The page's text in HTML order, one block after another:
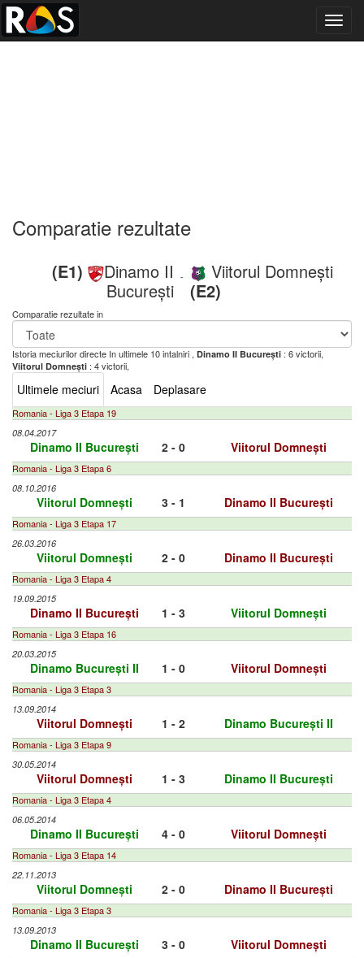
Comparatie rezultate
(E1)
Dinamo II
București
-
Viitorul Domnești
(E2)
Comparatie rezultate in
Istoria meciurilor directe In ultimele 10 intalniri , Dinamo II București : 6 victorii,
Viitorul Domnești : 4 victorii,
Ultimele meciuri Acasa Deplasare
Romania - Liga 3 Etapa 19
08.04.2017
Dinamo II București 2 - 0 Viitorul Domnești
Romania - Liga 3 Etapa 6
08.10.2016
Viitorul Domnești 3 - 1 Dinamo II București
Romania - Liga 3 Etapa 17
26.03.2016
Viitorul Domnești 2 - 0 Dinamo II București
Romania - Liga 3 Etapa 4
19.09.2015
Dinamo II București 1 - 3 Viitorul Domnești
Romania - Liga 3 Etapa 16
20.03.2015
Dinamo București II 1 - 0 Viitorul Domnești
Romania - Liga 3 Etapa 3
13.09.2014
Viitorul Domnești 1 - 2 Dinamo București II
Romania - Liga 3 Etapa 9
30.05.2014
Viitorul Domnești 1 - 3 Dinamo II București
Romania - Liga 3 Etapa 4
06.05.2014
Dinamo II București 4 - 0 Viitorul Domnești
Romania - Liga 3 Etapa 14
22.11.2013
Viitorul Domnești 2 - 0 Dinamo II București
Romania - Liga 3 Etapa 3
13.09.2013
Dinamo II București 3 - 0 Viitorul Domnești